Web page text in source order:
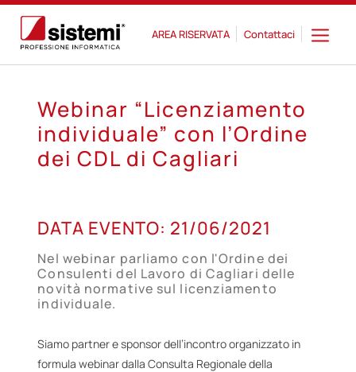
AREA RISERVATA Contattaci
Webinar “Licenziamento
individuale” con l’Ordine
dei CDL di Cagliari
21
GIU
DATA EVENTO: 21/06/2021
Nel webinar parliamo con l'Ordine dei
Consulenti del Lavoro di Cagliari delle
novità normative sul licenziamento
individuale.
Siamo partner e sponsor dell’incontro organizzato in
formula webinar dalla Consulta Regionale della